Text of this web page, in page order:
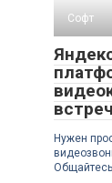
Софт
Нужен